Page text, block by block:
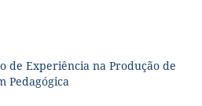
de Experiência na Produção de
Pedagógica